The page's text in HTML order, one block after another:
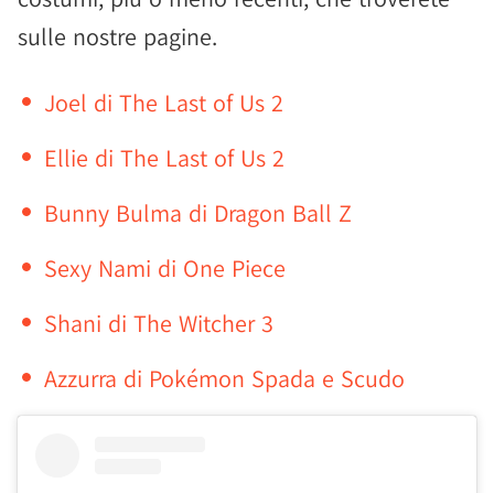
sulle nostre pagine.
Joel di The Last of Us 2
Ellie di The Last of Us 2
Bunny Bulma di Dragon Ball Z
Sexy Nami di One Piece
Shani di The Witcher 3
Azzurra di Pokémon Spada e Scudo